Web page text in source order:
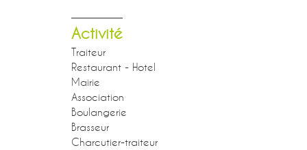
Activité
Traiteur
Restaurant - Hotel
Mairie
Association
Boulangerie
Brasseur
Charcutier-traiteur